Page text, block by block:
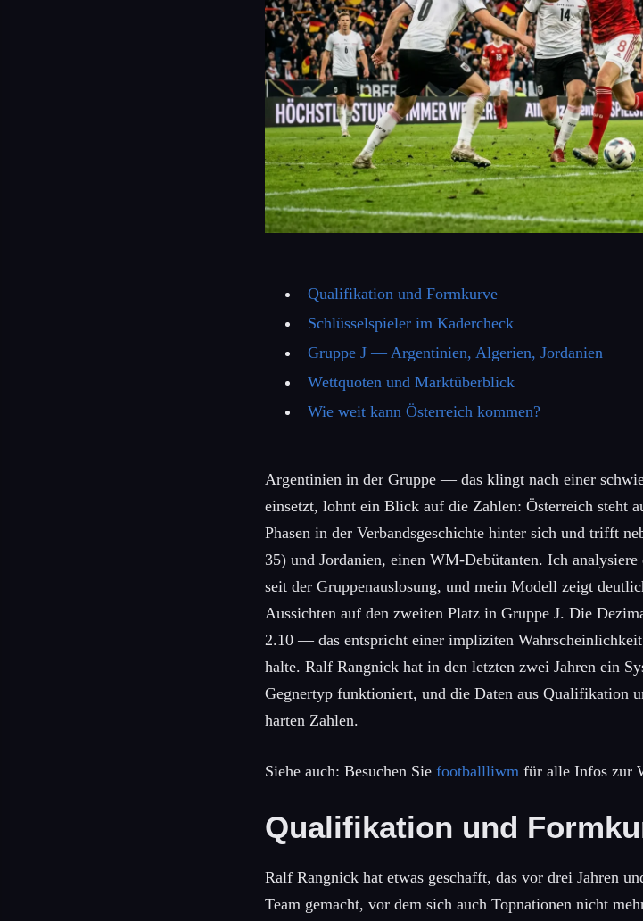
Qualifikation und Formkurve
Schlüsselspieler im Kadercheck
Gruppe J — Argentinien, Algerien, Jordanien
Wettquoten und Marktüberblick
Wie weit kann Österreich kommen?
Argentinien in der Gruppe — das klingt nach einer
einsetzt, lohnt ein Blick auf die Zahlen: Österreich steht
Phasen in der Verbandsgeschichte hinter sich und trifft
35) und Jordanien, einen WM-Debütanten. Ich
seit der Gruppenauslosung, und mein Modell zeigt
Aussichten auf den zweiten Platz in Gruppe J. Die
2.10 — das entspricht einer impliziten
halte. Ralf Rangnick hat in den letzten zwei Jahren ein
Gegnertyp funktioniert, und die Daten aus Qualifikation
harten Zahlen.
Siehe auch: Besuchen Sie footballliwm für alle Infos zur
Qualifikation und
Ralf Rangnick hat etwas geschafft, das vor drei Jahren
Team gemacht, vor dem sich auch Topnationen nicht